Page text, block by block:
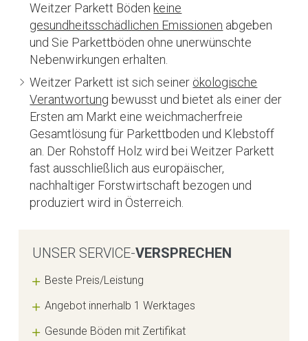
Weitzer Parkett Böden keine
gesundheitsschädlichen Emissionen abgeben
und Sie Parkettböden ohne unerwünschte
Nebenwirkungen erhalten.
Weitzer Parkett ist sich seiner ökologische
Verantwortung bewusst und bietet als einer der
Ersten am Markt eine weichmacherfreie
Gesamtlösung für Parkettboden und Klebstoff
an. Der Rohstoff Holz wird bei Weitzer Parkett
fast ausschließlich aus europäischer,
nachhaltiger Forstwirtschaft bezogen und
produziert wird in Österreich.
UNSER SERVICE-VERSPRECHEN
Beste Preis/Leistung
Angebot innerhalb 1 Werktages
Gesunde Böden mit Zertifikat